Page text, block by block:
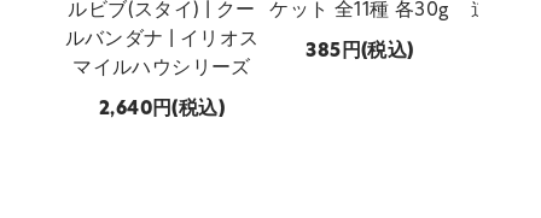
ルビブ(スタイ) | クー
ルバンダナ | イリオス
マイルハウシリーズ
2,640 (税込)
ケット 全11種 各30g
385 (税込)
道産